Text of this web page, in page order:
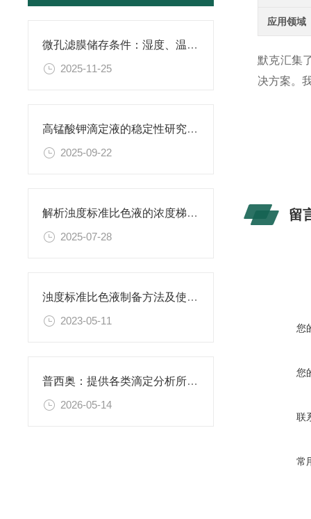
微孔滤膜储存条件：湿度、温度与有效期管理指南
2025-11-25
高锰酸钾滴定液的稳定性研究与保存条件优化
2025-09-22
解析浊度标准比色液的浓度梯度与配比
2025-07-28
浊度标准比色液制备方法及使用场景
2023-05-11
普西奥：提供各类滴定分析所需的全系列滴定液
2026-05-14
应用领域
默克汇集
决方案。
留
您
您
联
常